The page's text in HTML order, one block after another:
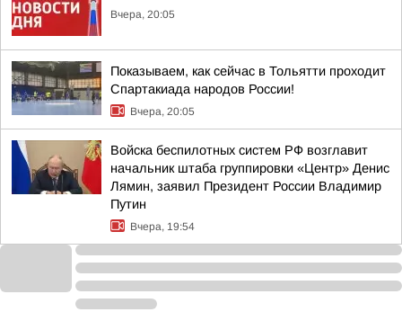
Вчера, 20:05
Показываем, как сейчас в Тольятти проходит
Спартакиада народов России!
Вчера, 20:05
Войска беспилотных систем РФ возглавит
начальник штаба группировки «Центр» Денис
Лямин, заявил Президент России Владимир
Путин
Вчера, 19:54